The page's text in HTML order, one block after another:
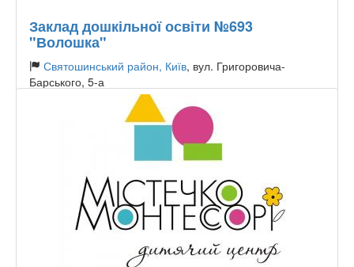
Заклад дошкільної освіти №693
"Волошка"
Святошинський район, Київ, вул. Григоровича-
Барського, 5-а
Державний